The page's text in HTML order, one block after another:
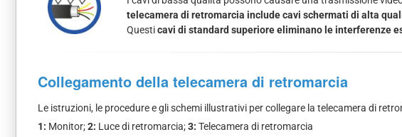
telecamera di retromarcia include cavi schermati di alta
Questicavi di standard superiore eliminano le interferenze
Collegamento della telecamera di retromarcia
Le istruzioni, le procedure e gli schemi illustrativi per collegare la telecamera di
1: Monitor;2: Luce di retromarcia;3: Telecamera di retromarcia